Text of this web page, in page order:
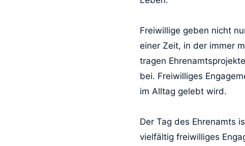
Freiwillige geben nicht
einer Zeit, in der immer
tragen
bei. Freiwilliges
im Alltag gelebt wird.
Der Tag des Ehrenamts
vielfältig freiwilliges